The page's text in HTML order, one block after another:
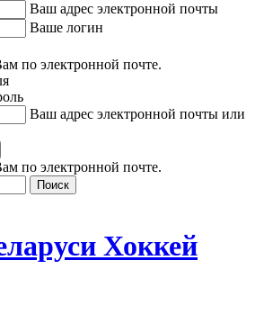
Ваш адрес электронной почты
Ваше логин
по электронной почте.
Ваш адрес электронной почты или
по электронной почте.
Хоккей